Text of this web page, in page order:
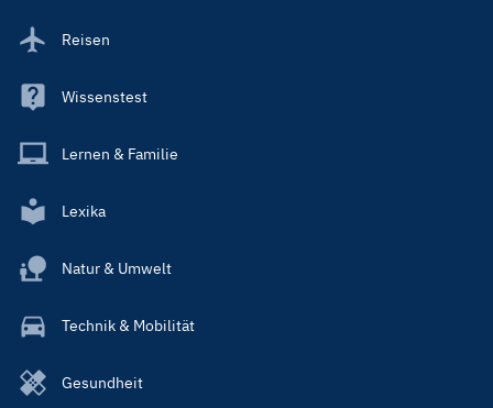
Reisen
Wissenstest
Lernen & Familie
Lexika
Natur & Umwelt
Technik & Mobilität
Gesundheit